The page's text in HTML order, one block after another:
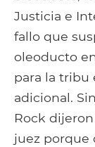
Justicia e
fallo que
oleoducto
para la tribu
adicional.
Rock
juez porque